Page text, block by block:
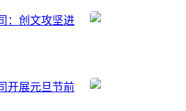
：创文攻坚进
开展元旦节前